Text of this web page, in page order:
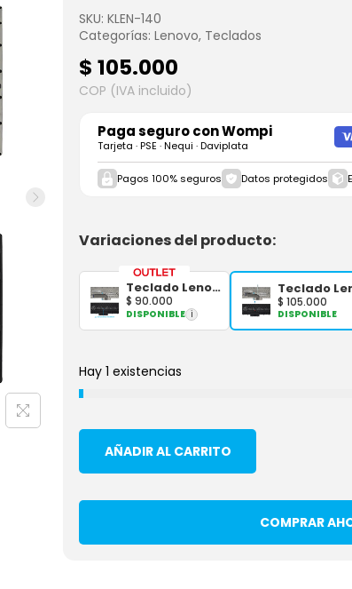
SKU: KLEN-140
Categorías: Lenovo, Teclados
$ 105.000
COP (IVA incluido)
Paga seguro conWompi
Tarjeta · PSE · Nequi · Daviplata
Pagos 100% seguros Datos protegidos
Variaciones del producto:
Teclado Lenovo Thinkpad Edge E40 Negro Español OEM
$ 90.000
DISPONIBLE i
$ 105.000
DISPONIBLE
Hay 1 existencias
AÑADIR AL CARRITO
COMPRAR